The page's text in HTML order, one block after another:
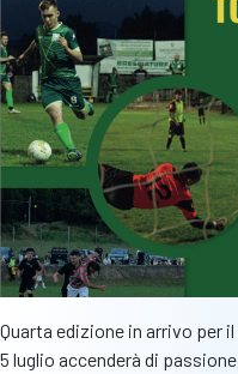
Quarta edizione in arrivo per
5 luglio accenderà di